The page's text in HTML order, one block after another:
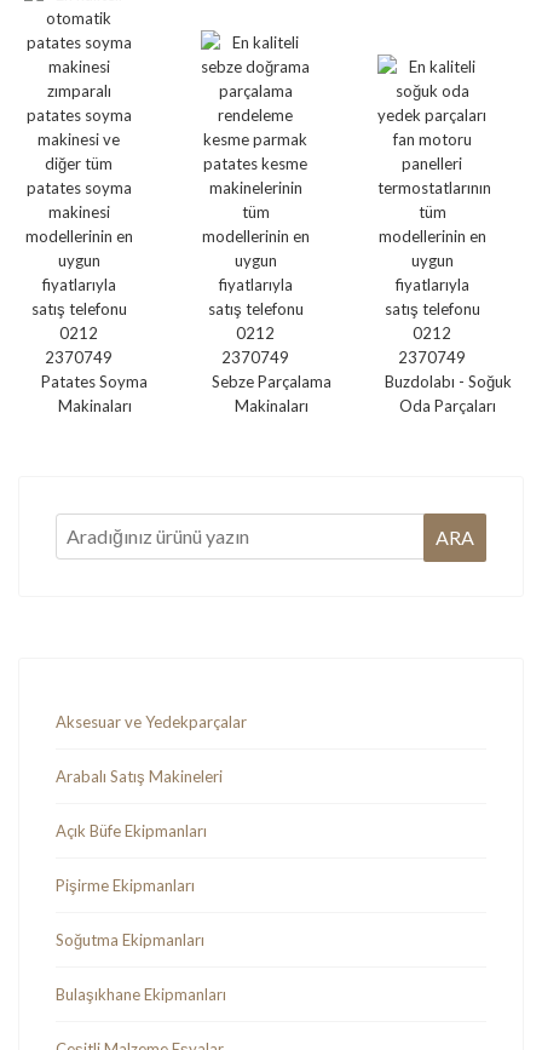
Patates Soyma
Makinaları
Sebze Parçalama
Makinaları
Buzdolabı - Soğuk
Oda Parçaları
Aksesuar ve Yedekparçalar
Arabalı Satış Makineleri
Açık Büfe Ekipmanları
Pişirme Ekipmanları
Soğutma Ekipmanları
Bulaşıkhane Ekipmanları